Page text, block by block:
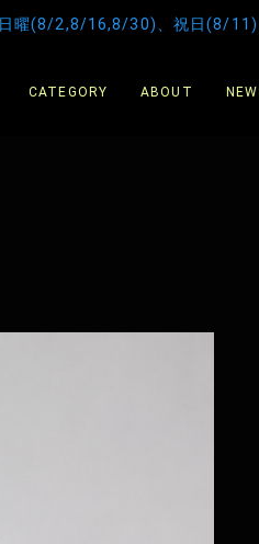
日曜(8/2,8/16,8/30)、祝日(8/11)
CATEGORY ABOUT